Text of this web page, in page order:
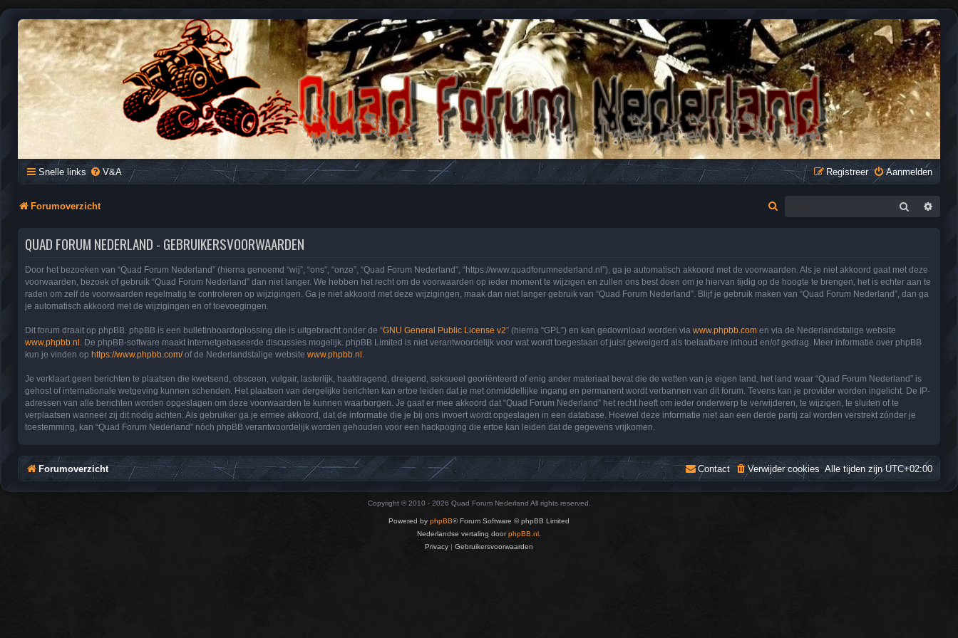
QUAD FORUM NEDERLAND
Het Quad Forum van Nederland en Vlaanderen, voor al je vragen en antwoorden over Quads en ATV's.
Snelle links V&A Aanmelden
Registreer
Forumoverzicht Zoek
k
QUAD FORUM NEDERLAND - GEBRUIKERSVOORWAARDEN
Door het bezoeken van “Quad Forum Nederland” (hierna genoemd “wij”, “ons”, “onze”, “Quad Forum Nederland”, “https://www.quadforumnederland.nl”), ga je automatisch akkoord met de voorwaarden. Als je niet akkoord gaat met deze
voorwaarden, bezoek of gebruik “Quad Forum Nederland” dan niet langer. We hebben het recht om de voorwaarden op ieder moment te wijzigen en zullen ons best doen om je hiervan tijdig op de hoogte te brengen, het is echter aan te
raden om zelf de voorwaarden regelmatig te controleren op wijzigingen. Ga je niet akkoord met deze wijzigingen, maak dan niet langer gebruik van “Quad Forum Nederland”. Blijf je gebruik maken van “Quad Forum Nederland”, dan ga
je automatisch akkoord met de wijzigingen en of toevoegingen.
Dit forum draait op phpBB. phpBB is een bulletinboardoplossing die is uitgebracht onder de “GNU General Public License v2” (hierna “GPL”) en kan gedownload worden via www.phpbb.com en via de Nederlandstalige website
www.phpbb.nl . De phpBB-software maakt internetgebaseerde discussies mogelijk. phpBB Limited is niet verantwoordelijk voor wat wordt toegestaan of juist geweigerd als toelaatbare inhoud en/of gedrag. Meer informatie over phpBB
kun je vinden op https://www.phpbb.com/of de Nederlandstalige website www.phpbb.nl .
Je verklaart geen berichten te plaatsen die kwetsend, obsceen, vulgair, lasterlijk, haatdragend, dreigend, seksueel georiënteerd of enig ander materiaal bevat die de wetten van je eigen land, het land waar “Quad Forum Nederland” is
gehost of internationale wetgeving kunnen schenden. Het plaatsen van dergelijke berichten kan ertoe leiden dat je met onmiddellijke ingang en permanent wordt verbannen van dit forum. Tevens kan je provider worden ingelicht. De IP-
adressen van alle berichten worden opgeslagen om deze voorwaarden te kunnen waarborgen. Je gaat er mee akkoord dat “Quad Forum Nederland” het recht heeft om ieder onderwerp te verwijderen, te wijzigen, te sluiten of te
verplaatsen wanneer zij dit nodig achten. Als gebruiker ga je ermee akkoord, dat de informatie die je bij ons invoert wordt opgeslagen in een database. Hoewel deze informatie niet aan een derde partij zal worden verstrekt zónder je
toestemming, kan “Quad Forum Nederland” nóch phpBB verantwoordelijk worden gehouden voor een hackpoging die ertoe kan leiden dat de gegevens vrijkomen.
Forumoverzicht Alle tijden zijnUTC+02:00
Verwijder cookies
Contact
Copyright © 2010 - 2026 Quad Forum Nederland All rights reserved.
Powered by phpBB® Forum Software © phpBB Limited
Nederlandse vertaling doorphpBB.nl
Privacy | Gebruikersvoorwaarden